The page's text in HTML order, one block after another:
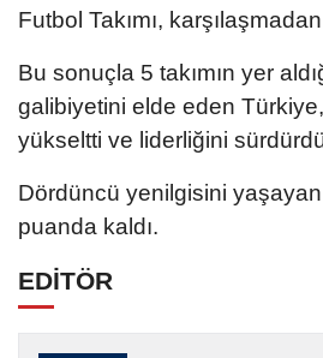
Futbol Takımı,
Bu sonuçla 5 takımın yer
galibiyetini elde eden Türkiye,
yükseltti ve liderliğini
Dördüncü yenilgisini yaşayan
puanda kaldı.
EDİTÖR